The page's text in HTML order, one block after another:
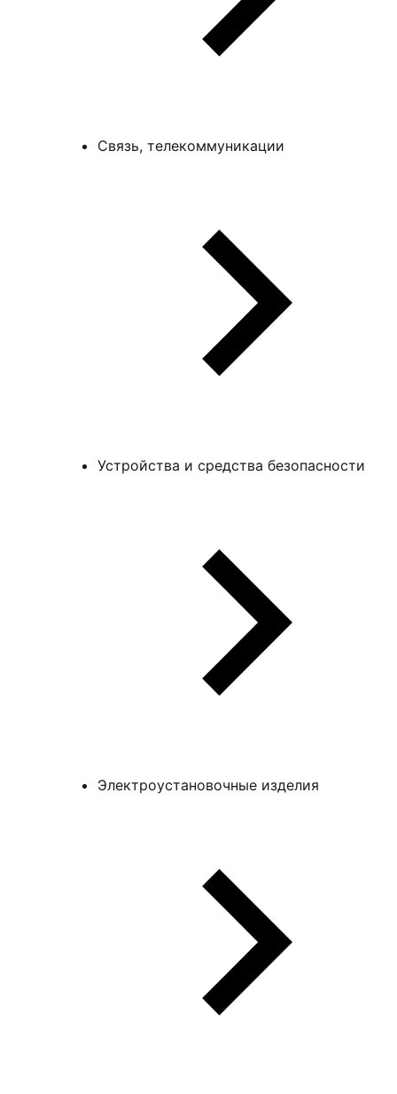
Связь, телекоммуникации
Устройства и средства безопасности
Электроустановочные изделия